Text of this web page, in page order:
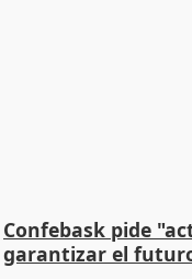
Confebask pide
garantizar el